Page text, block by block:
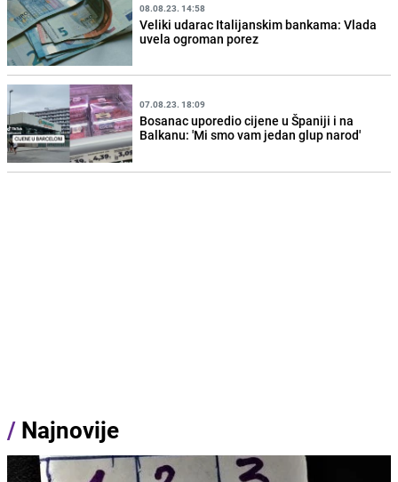
08.08.23. 14:58
Veliki udarac Italijanskim bankama: Vlada
uvela ogroman porez
07.08.23. 18:09
Bosanac uporedio cijene u Španiji i na
Balkanu: 'Mi smo vam jedan glup narod'
/ Najnovije